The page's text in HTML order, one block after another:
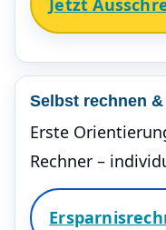
Selbst rechnen
Erste
Rechner –